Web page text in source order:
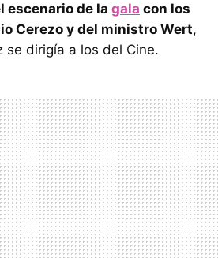
escenario de la gala con los
Cerezo y del ministro Wert,
se dirigía a los del Cine.